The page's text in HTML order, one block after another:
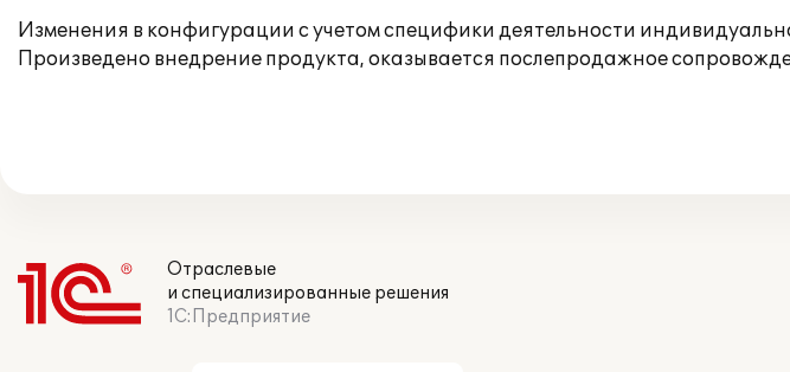
Изменения в конфигурации с учетом специфики деятельности
Произведено внедрение продукта, оказывается послепродажное
Отраслевые
и специализированные решения
1С:Предприятие